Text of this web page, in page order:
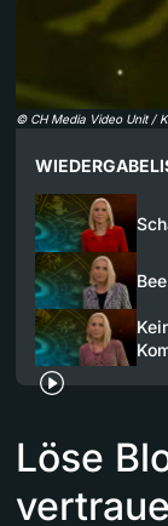
© CH Media Video Unit /
Löse